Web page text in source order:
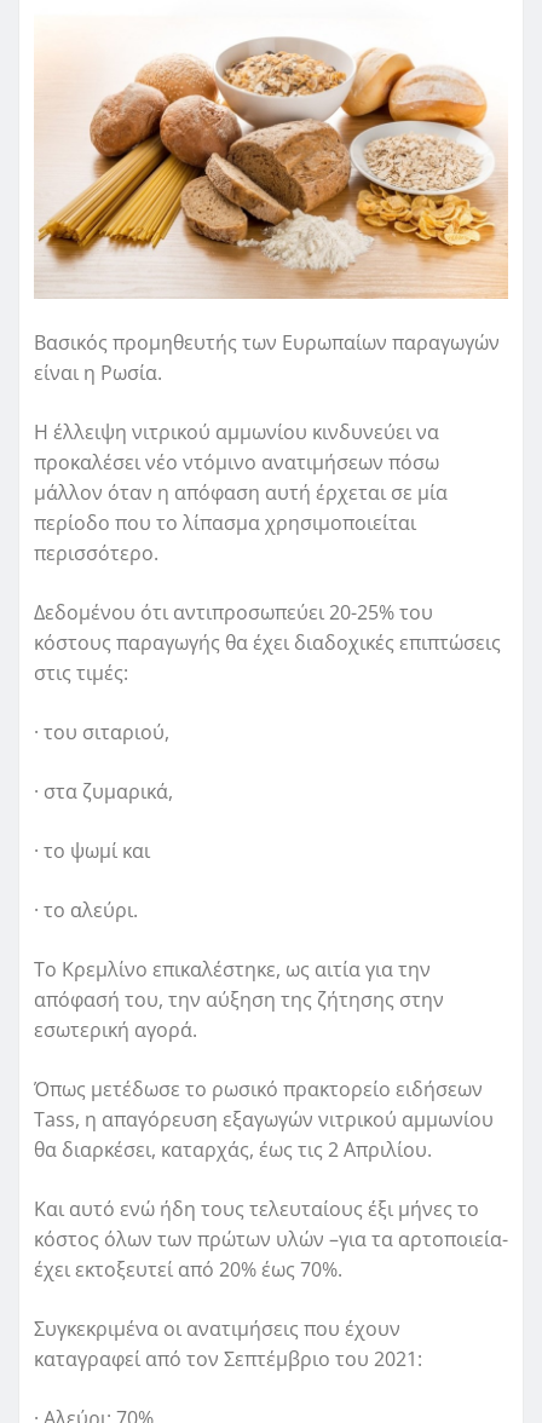
Βασικός προμηθευτής των Ευρωπαίων παραγωγών
είναι η Ρωσία.
Η έλλειψη νιτρικού αμμωνίου κινδυνεύει να
προκαλέσει νέο ντόμινο ανατιμήσεων πόσω
μάλλον όταν η απόφαση αυτή έρχεται σε μία
περίοδο που το λίπασμα χρησιμοποιείται
περισσότερο.
Δεδομένου ότι αντιπροσωπεύει 20-25% του
κόστους παραγωγής θα έχει διαδοχικές επιπτώσεις
στις τιμές:
· του σιταριού,
· στα ζυμαρικά,
· το ψωμί και
· το αλεύρι.
Το Κρεμλίνο επικαλέστηκε, ως αιτία για την
απόφασή του, την αύξηση της ζήτησης στην
εσωτερική αγορά.
Όπως μετέδωσε το ρωσικό πρακτορείο ειδήσεων
Tass, η απαγόρευση εξαγωγών νιτρικού αμμωνίου
θα διαρκέσει, καταρχάς, έως τις 2 Απριλίου.
Και αυτό ενώ ήδη τους τελευταίους έξι μήνες το
κόστος όλων των πρώτων υλών –για τα αρτοποιεία-
έχει εκτοξευτεί από 20% έως 70%.
Συγκεκριμένα οι ανατιμήσεις που έχουν
καταγραφεί από τον Σεπτέμβριο του 2021:
· Αλεύρι: 70%